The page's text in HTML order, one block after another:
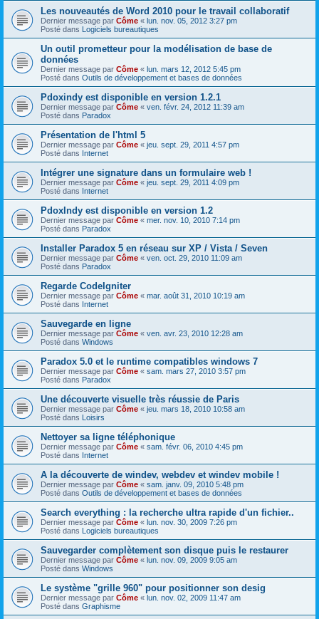
Les nouveautés de Word 2010 pour le travail collaboratif
Dernier message par Côme « lun. nov. 05, 2012 3:27 pm
Posté dans Logiciels bureautiques
Un outil prometteur pour la modélisation de base de
données
Dernier message par Côme « lun. mars 12, 2012 5:45 pm
Posté dans Outils de développement et bases de données
Pdoxindy est disponible en version 1.2.1
Dernier message par Côme « ven. févr. 24, 2012 11:39 am
Posté dans Paradox
Présentation de l'html 5
Dernier message par Côme « jeu. sept. 29, 2011 4:57 pm
Posté dans Internet
Intégrer une signature dans un formulaire web !
Dernier message par Côme « jeu. sept. 29, 2011 4:09 pm
Posté dans Internet
PdoxIndy est disponible en version 1.2
Dernier message par Côme « mer. nov. 10, 2010 7:14 pm
Posté dans Paradox
Installer Paradox 5 en réseau sur XP / Vista / Seven
Dernier message par Côme « ven. oct. 29, 2010 11:09 am
Posté dans Paradox
Regarde CodeIgniter
Dernier message par Côme « mar. août 31, 2010 10:19 am
Posté dans Internet
Sauvegarde en ligne
Dernier message par Côme « ven. avr. 23, 2010 12:28 am
Posté dans Windows
Paradox 5.0 et le runtime compatibles windows 7
Dernier message par Côme « sam. mars 27, 2010 3:57 pm
Posté dans Paradox
Une découverte visuelle très réussie de Paris
Dernier message par Côme « jeu. mars 18, 2010 10:58 am
Posté dans Loisirs
Nettoyer sa ligne téléphonique
Dernier message par Côme « sam. févr. 06, 2010 4:45 pm
Posté dans Internet
A la découverte de windev, webdev et windev mobile !
Dernier message par Côme « sam. janv. 09, 2010 5:48 pm
Posté dans Outils de développement et bases de données
Search everything : la recherche ultra rapide d'un fichier..
Dernier message par Côme « lun. nov. 30, 2009 7:26 pm
Posté dans Logiciels bureautiques
Sauvegarder complètement son disque puis le restaurer
Dernier message par Côme « lun. nov. 09, 2009 9:05 am
Posté dans Windows
Le système "grille 960" pour positionner son desig
Dernier message par Côme « lun. nov. 02, 2009 11:47 am
Posté dans Graphisme